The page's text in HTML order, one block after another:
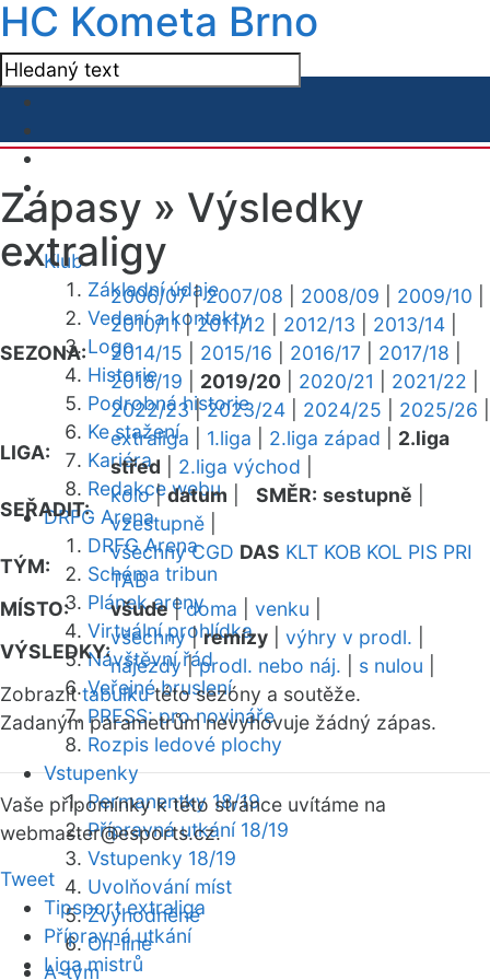
HC Kometa Brno
Klub
Základní údaje
Vedení a kontakty
Logo
Historie
Podrobná historie
Ke stažení
Kariéra
Redakce webu
DRFG Arena
DRFG Arena
Schéma tribun
Plánek areny
Virtuální prohlídka
Návštěvní řád
Veřejné bruslení
PRESS: pro novináře
Rozpis ledové plochy
Vstupenky
Permanentky 18/19
Přípravná utkání 18/19
Vstupenky 18/19
Uvolňování míst
Zvýhodněné
On-line
A-tým
Zápasy » Výsledky
extraligy
SEZONA:
2006/07|2007/08 2008/09 2009/10
2010/11|2011/12 2012/13 2013/14
2014/15
2015/16 2016/17 2017/18
2018/19
2019/20 2020/21 2021/22
2022/23|2023/24 2024/25 2025/26
LIGA:
extraliga 1.liga 2.liga západ
2.liga
střed
2.liga východ
SEŘADIT:
kolo|datum SMĚR: sestupně
vzestupně
TÝM:
všechny CGD DAS KLT KOB KOL PIS PRI
TAB
MÍSTO:
všude|doma venku
VÝSLEDKY:
všechny|remízy výhry v prodl.
nájezdy|prodl. nebo náj. s nulou
Zobrazittabulkutéto sezóny a soutěže.
Zadaným parametrům nevyhovuje žádný zápas.
Vaše připomínky k této stránce uvítáme na
webmaster@esports.cz.
Tweet
Tipsport extraliga
Přípravná utkání
Liga mistrů